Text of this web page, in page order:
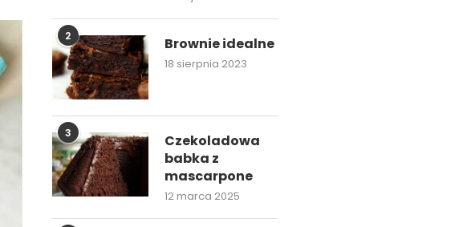
2 Brownie idealne
18 sierpnia 2023
3
Czekoladowa
babka z
mascarpone
12 marca 2025